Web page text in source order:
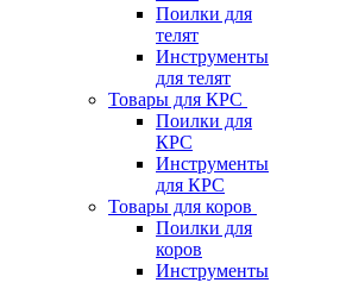
Поилки для
телят
Инструменты
для телят
Товары для КРС
Поилки для
КРС
Инструменты
для КРС
Товары для коров
Поилки для
коров
Инструменты